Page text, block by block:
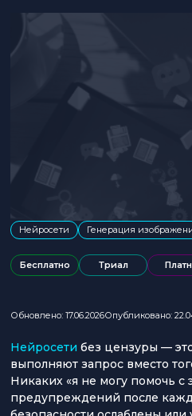
Нейросети Генерация
Бесплатно Триал
Обновлено: 17.06.2026Опубликовано:
Нейросети без цензуры —
выполняют запрос вместо
Никаких «я не могу помочь с
предупреждений после